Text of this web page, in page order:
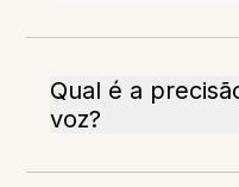
Qual é a
voz?